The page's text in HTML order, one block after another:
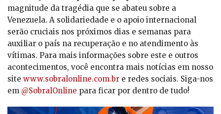
magnitude da tragédia que se abateu sobre a
Venezuela. A solidariedade e o apoio internacional
serão cruciais nos próximos dias e semanas para
auxiliar o país na recuperação e no atendimento às
vítimas. Para mais informações sobre este e outros
acontecimentos, você encontra mais notícias em nosso
site www.sobralonline.com.br e redes sociais. Siga-nos
em @SobralOnline para ficar por dentro de tudo!